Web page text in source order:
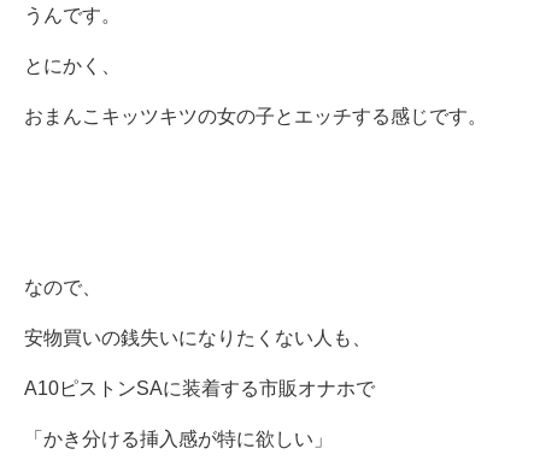
うんです。
とにかく、
おまんこキッツキツの女の子とエッチする感じです。
なので、
安物買いの銭失いになりたくない人も、
A10ピストンSAに装着する市販オナホで
「かき分ける挿入感が特に欲しい」